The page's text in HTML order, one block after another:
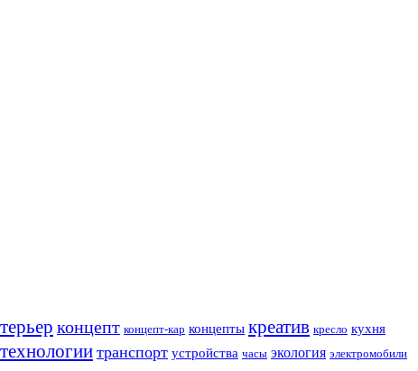
концепт концепт-кар концепты креатив кресло кухня
технологии транспорт устройства часы экология электромобили